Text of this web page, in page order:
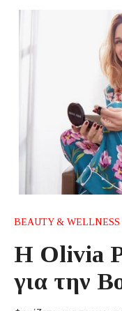
BEAUTY & WELLNESS
Η Olivia
για την